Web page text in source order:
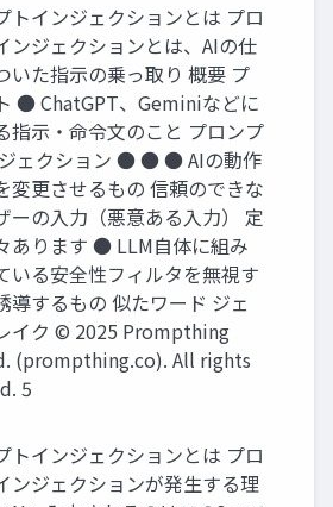
トインジェクションとは プロ
ンジェクションとは、AIの仕
いた指示の乗っ取り 概要 プ
● ChatGPT、Geminiなどに
指示・命令文のこと プロンプ
ジェクション ● ● ● AIの動作
変更させるもの 信頼のできな
ーの入力（悪意ある入力） 定
あります ● LLM自体に組み
いる安全性フィルタを無視す
導するもの 似たワード ジェ
イク © 2025 Prompthing
(prompthing.co). All rights
5
トインジェクションとは プロ
ンジェクションが発生する理